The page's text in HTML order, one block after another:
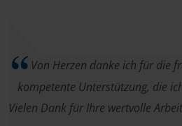
Von Herzen danke ich für die
kompetente Unterstützung, die
Vielen Dank für Ihre wertvolle